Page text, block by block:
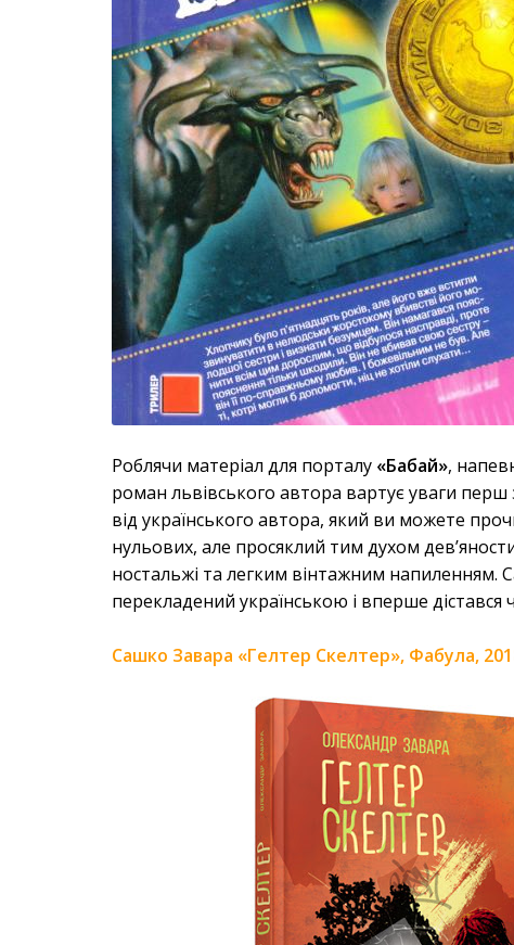
Роблячи матеріал для порталу «Бабай»,
роман львівського автора вартує уваги
від українського автора, який ви можете
нульових, але просяклий тим духом
ностальжі та легким вінтажним напиленням.
перекладений українською і вперше дістався
Сашко Завара «Гелтер Скелтер», Фабула,